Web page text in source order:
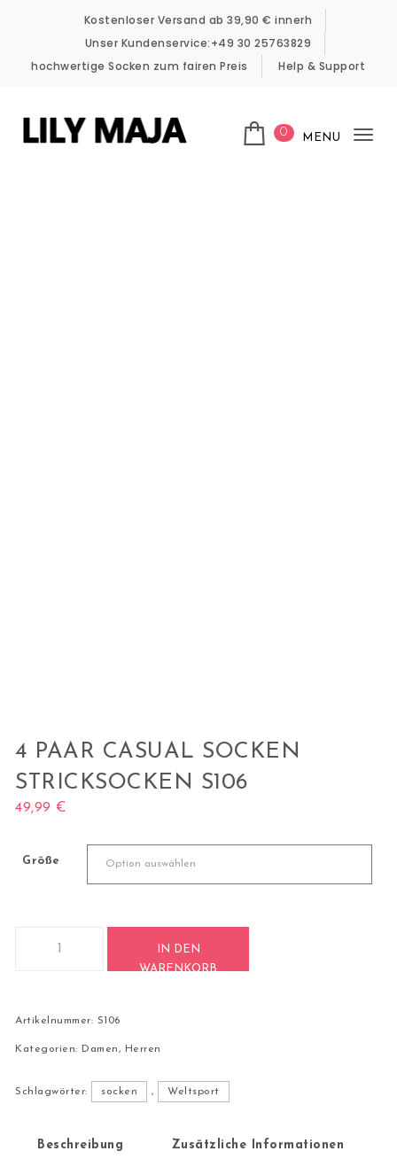
Kostenloser Versand ab 39,90 € innerh
Unser Kundenservice:+49 30 25763829
hochwertige Socken zum fairen Preis
Help & Support
0 MENU
4 PAAR CASUAL SOCKEN
STRICKSOCKEN S106
49,99€
Größe
IN DEN
WARENKORB
Artikelnummer: S106
Kategorien: Damen, Herren
Schlagwörter: socken , Weltsport
Beschreibung Zusätzliche Informationen